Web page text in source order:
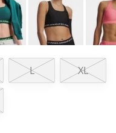
L XL